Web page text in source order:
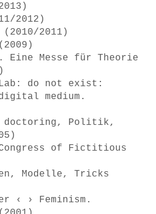
2012)
2011)
Eine Messe für Theorie
Lab: do not exist:
medium.
doctoring, Politik,
of Fictitious
Modelle, Tricks
‹ › Feminism.